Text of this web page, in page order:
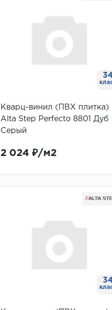
Кварц-винил (ПВХ плитка)
Alta Step Perfecto 8801 Дуб
Серый
2 024 ₽/м2